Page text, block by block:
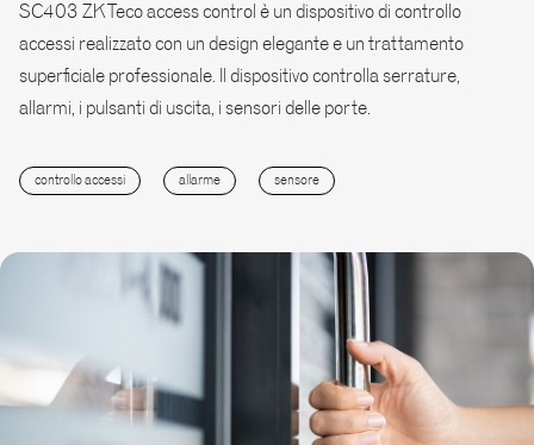
SC403 ZKTeco access control è un dispositivo di controllo
accessi realizzato con un design elegante e un trattamento
superficiale professionale. Il dispositivo controlla serrature,
allarmi, i pulsanti di uscita, i sensori delle porte.
controllo accessi allarme sensore